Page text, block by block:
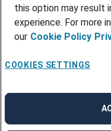
this option may result
experience. For more
our Cookie Policy
COOKIES SETTINGS